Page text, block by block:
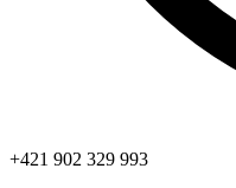
+421 902 329 993